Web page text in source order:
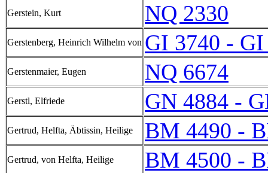
Gerstein, Kurt NQ 2330
Gerstenberg, Heinrich Wilhelm von GI 3740 - GI
Gerstenmaier, Eugen NQ 6674
Gerstl, Elfriede GN 4884 -
Gertrud, Helfta, Äbtissin, Heilige BM 4490 -
Gertrud, von Helfta, Heilige BM 4500 -